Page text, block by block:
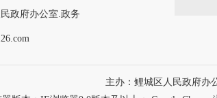
政府办公室.政务
主办：鲤城区人民政府办